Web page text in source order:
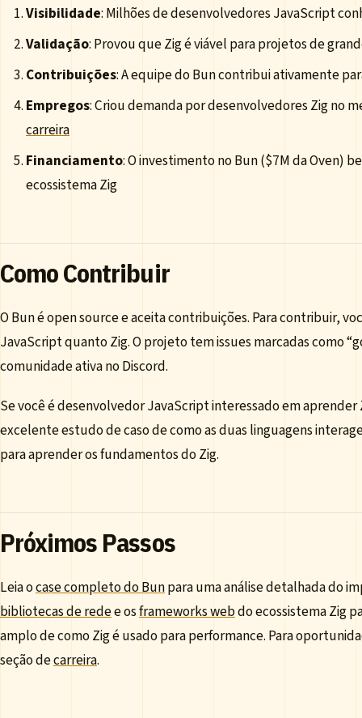
Visibilidade: Milhões de desenvolvedores JavaScript
Validação: Provou que Zig é viável para projetos de
Contribuições: A equipe do Bun contribui ativamente
Empregos: Criou demanda por desenvolvedores Zig no
carreira
Financiamento: O investimento no Bun ($7M da Oven)
ecossistema Zig
Como Contribuir
O Bun é open source e aceita contribuições. Para contribuir,
JavaScript quanto Zig. O projeto tem issues marcadas como
comunidade ativa no Discord.
Se você é desenvolvedor JavaScript interessado em
excelente estudo de caso de como as duas linguagens
para aprender os fundamentos do Zig.
Próximos Passos
Leia ocase completo do Bunpara uma análise detalhada do
bibliotecas de redee osframeworks webdo ecossistema Zig
amplo de como Zig é usado para performance. Para
seção decarreira.